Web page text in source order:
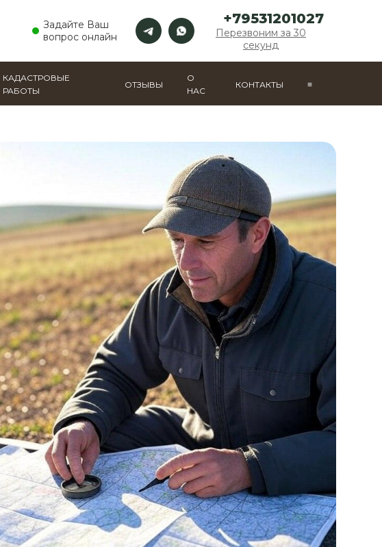
Задайте Ваш
вопрос онлайн
+79531201027
Перезвоним за 30
секунд
КАДАСТРОВЫЕ
РАБОТЫ
ОТЗЫВЫ
О
НАС
КОНТАКТЫ ≡